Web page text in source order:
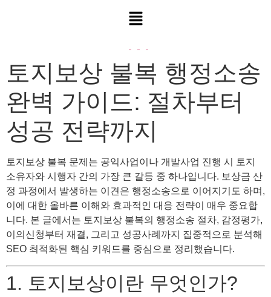
토지보상 불복 행정소송
완벽 가이드: 절차부터
성공 전략까지
토지보상 불복 문제는 공익사업이나 개발사업 진행 시 토지
소유자와 시행자 간의 가장 큰 갈등 중 하나입니다. 보상금 산
정 과정에서 발생하는 이견은 행정소송으로 이어지기도 하며,
이에 대한 올바른 이해와 효과적인 대응 전략이 매우 중요합
니다. 본 글에서는 토지보상 불복의 행정소송 절차, 감정평가,
이의신청부터 재결, 그리고 성공사례까지 집중적으로 분석해
SEO 최적화된 핵심 키워드를 중심으로 정리했습니다.
1. 토지보상이란 무엇인가?